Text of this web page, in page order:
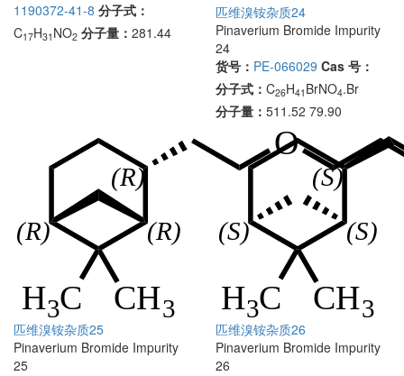
1190372-41-8 分子式：
C17H31 NO2 分子量： 281.44
匹维溴铵杂质24
Pinaverium Bromide Impurity
24
货号： PE-066029 Cas 号：
分子式： C26H41 BrNO4.Br
分子量： 511.52 79.90
匹维溴铵杂质25
Pinaverium Bromide Impurity
25
匹维溴铵杂质26
Pinaverium Bromide Impurity
26